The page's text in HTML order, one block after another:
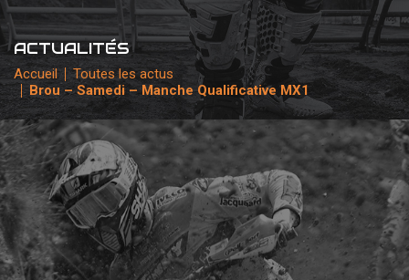
CHAMPIONNAT
PARTENAIRES
accéder à la billetterie
ACTUALITÉS
Accueil
Toutes les actus
Brou – Samedi – Manche Qualificative MX1